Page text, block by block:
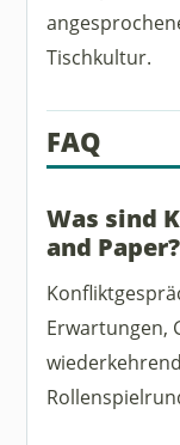
Tischkultur.
FAQ
Was sind
and Paper?
Erwartungen,